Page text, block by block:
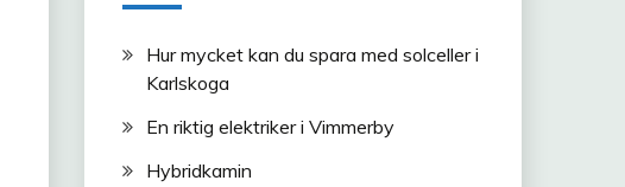
Hur mycket kan du spara med solceller i
Karlskoga
En riktig elektriker i Vimmerby
Hybridkamin